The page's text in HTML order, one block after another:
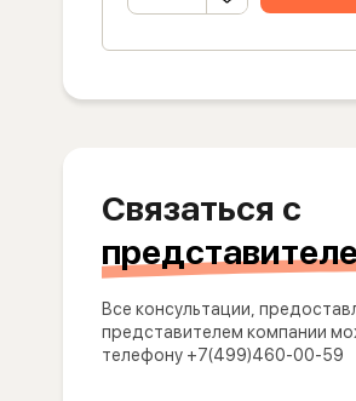
Связаться с
Все консультации,
представителем компании
телефону +7(499)460-00-59